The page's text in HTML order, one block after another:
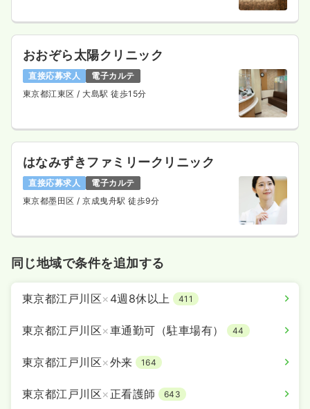
おおぞら太陽クリニック
直接応募求人
電子カルテ
東京都江東区/ 大島駅 徒歩15分
はなみずきファミリークリニック
直接応募求人
電子カルテ
東京都墨田区/ 京成曳舟駅 徒歩9分
同じ地域で条件を追加する
東京都江戸川区× 4週8休以上 411
東京都江戸川区×車通勤可（駐車場有） 44
東京都江戸川区×外来 164
東京都江戸川区× 正看護師 643